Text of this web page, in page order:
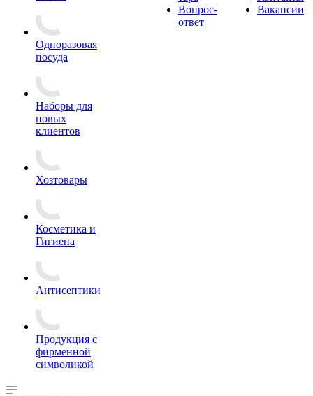
Одноразовая
посуда
Наборы для
новых
клиентов
Хозтовары
Косметика и
Гигиена
Антисептики
Продукция с
фирменной
символикой
Вопрос-
ответ
Вакансии